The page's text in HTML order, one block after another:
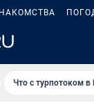
Что с турпотоком в